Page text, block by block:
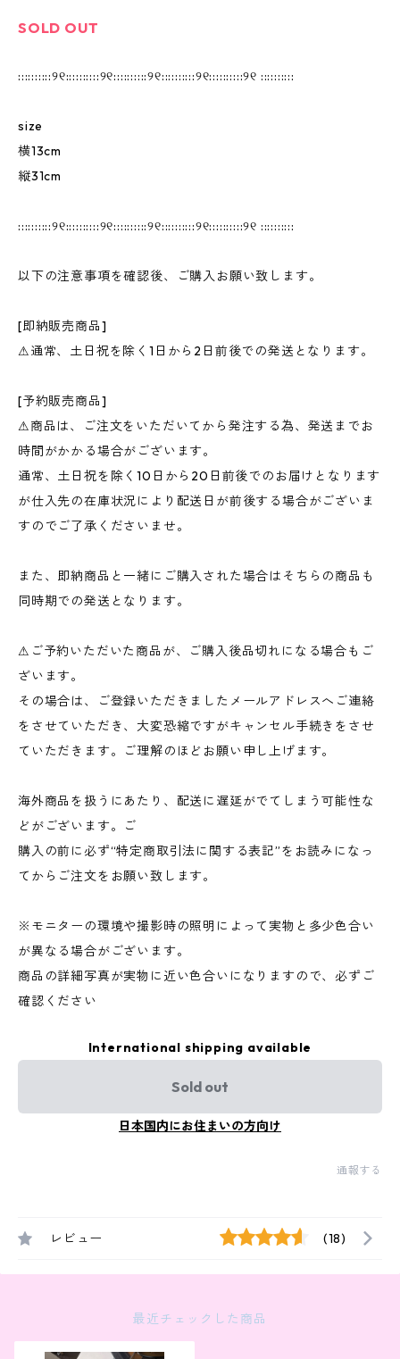
SOLD OUT
::::::::::୨୧::::::::::୨୧::::::::::୨୧::::::::::୨୧::::::::::୨୧ ::::::::::
size
横13cm
縦31cm
::::::::::୨୧::::::::::୨୧::::::::::୨୧::::::::::୨୧::::::::::୨୧ ::::::::::
以下の注意事項を確認後、ご購入お願い致します。
[即納販売商品]
⚠︎通常、土日祝を除く1日から2日前後での発送となります。
[予約販売商品]
⚠︎商品は、ご注文をいただいてから発注する為、発送までお
時間がかかる場合がございます。
通常、土日祝を除く10日から20日前後でのお届けとなります
が仕入先の在庫状況により配送日が前後する場合がございま
すのでご了承くださいませ。
また、即納商品と一緒にご購入された場合はそちらの商品も
同時期での発送となります。
⚠︎ご予約いただいた商品が、ご購入後品切れになる場合もご
ざいます。
その場合は、ご登録いただきましたメールアドレスへご連絡
をさせていただき、大変恐縮ですがキャンセル手続きをさせ
ていただきます。ご理解のほどお願い申し上げます。
海外商品を扱うにあたり、配送に遅延がでてしまう可能性な
どがございます。ご
購入の前に必ず“特定商取引法に関する表記”をお読みになっ
てからご注文をお願い致します。
※モニターの環境や撮影時の照明によって実物と多少色合い
が異なる場合がございます。
商品の詳細写真が実物に近い色合いになりますので、必ずご
確認ください
International shipping available
Sold out
日本国内にお住まいの方向け
通報する
レビュー (18)
最近チェックした商品